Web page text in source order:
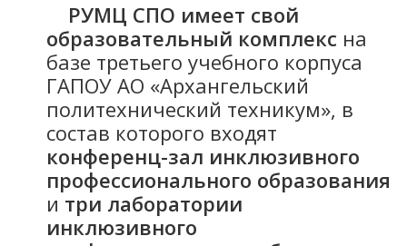
РУМЦ СПО имеет свой
образовательный комплекс на
базе третьего учебного корпуса
ГАПОУ АО «Архангельский
политехнический техникум», в
состав которого входят
конференц-зал инклюзивного
профессионального образования
и три лаборатории
инклюзивного